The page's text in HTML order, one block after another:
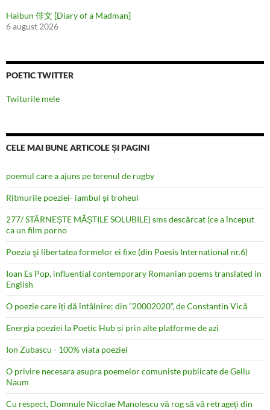
Haibun 俳文 [Diary of a Madman]
6 august 2026
POETIC TWITTER
Twiturile mele
CELE MAI BUNE ARTICOLE ȘI PAGINI
poemul care a ajuns pe terenul de rugby
Ritmurile poeziei- iambul și troheul
277/ STÂRNEȘTE MĂȘTILE SOLUBILE) sms descărcat (ce a început
ca un film porno
Poezia şi libertatea formelor ei fixe (din Poesis International nr.6)
Ioan Es Pop, influential contemporary Romanian poems translated in
English
O poezie care îți dă întâlnire: din ”20002020”, de Constantin Vică
Energia poeziei la Poetic Hub și prin alte platforme de azi
Ion Zubascu - 100% viata poeziei
O privire necesara asupra poemelor comuniste publicate de Gellu
Naum
Cu respect, Domnule Nicolae Manolescu vă rog să vă retrageţi din